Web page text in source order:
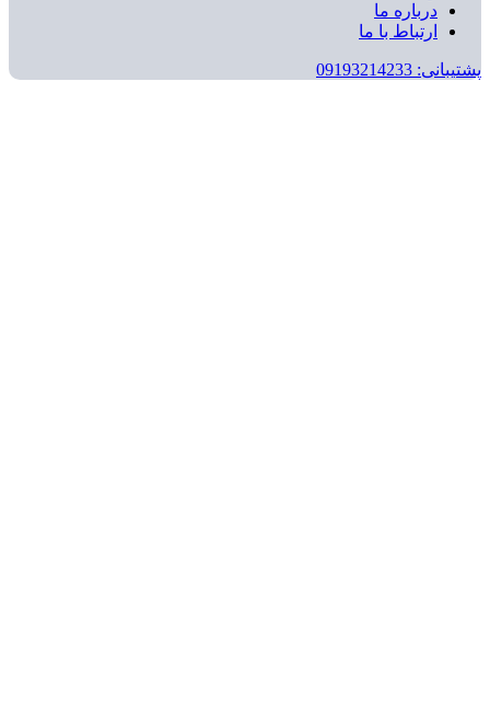
درباره ما
ارتباط با ما
پشتیبانی: 09193214233